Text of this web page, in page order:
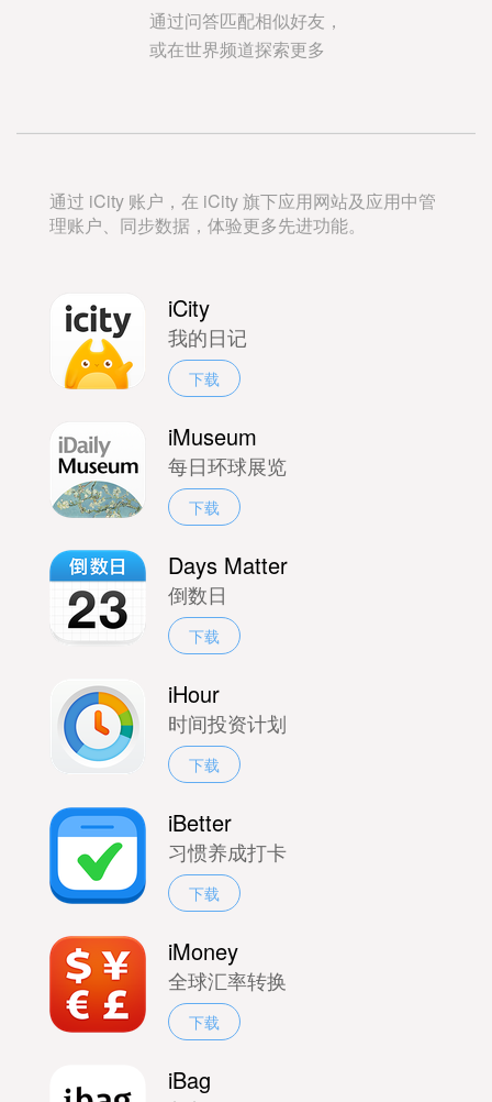
通过问答匹配相似好友，
或在世界频道探索更多
通过 iCity 账户，在 iCity 旗下应用网站及应用中管
理账户、同步数据，体验更多先进功能。
iCity
我的日记
下载
iMuseum
每日环球展览
下载
Days Matter
倒数日
下载
iHour
时间投资计划
下载
iBetter
习惯养成打卡
下载
iMoney
全球汇率转换
下载
iBag